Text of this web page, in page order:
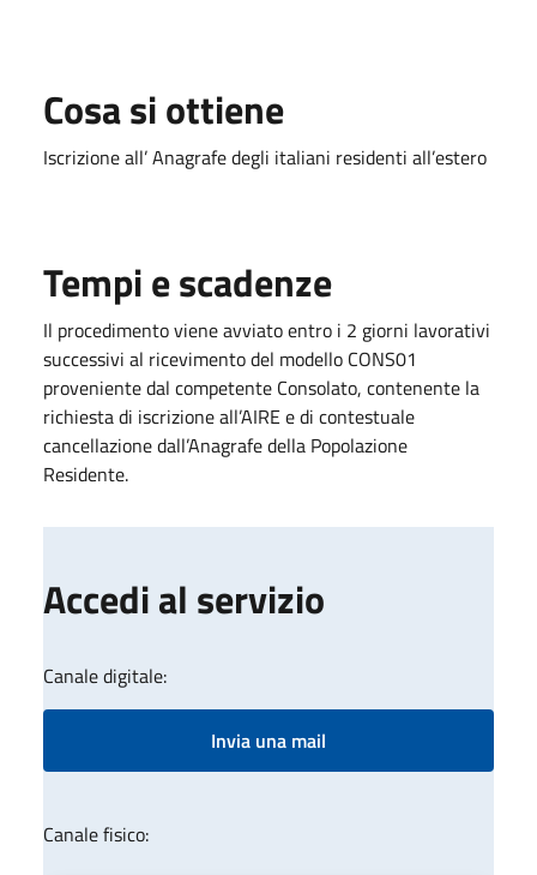
Cosa si ottiene
Iscrizione all’ Anagrafe degli italiani residenti all’estero
Tempi e scadenze
Il procedimento viene avviato entro i 2 giorni lavorativi
successivi al ricevimento del modello CONS01
proveniente dal competente Consolato, contenente la
richiesta di iscrizione all’AIRE e di contestuale
cancellazione dall’Anagrafe della Popolazione
Residente.
Accedi al servizio
Canale digitale:
Invia una mail
Canale fisico: